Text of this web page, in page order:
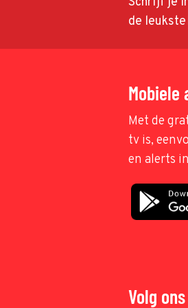
de
Mobiele
Met de
tv is,
en alerts
Volg ons